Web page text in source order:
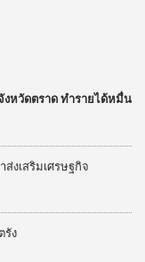
หวัดตราด ทำรายได้หมื่น
งเสริมเศรษฐกิจ
รัง